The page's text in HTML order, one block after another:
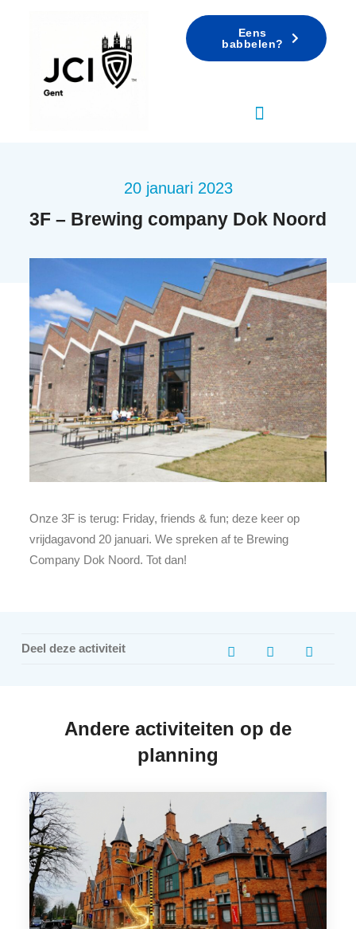
Eens
babbelen?
20 januari 2023
3F – Brewing company Dok Noord
Onze 3F is terug: Friday, friends & fun; deze keer op
vrijdagavond 20 januari. We spreken af te Brewing
Company Dok Noord. Tot dan!
Deel deze activiteit
Andere activiteiten op de
planning